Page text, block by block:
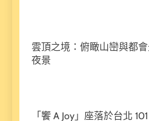
雲頂之境：俯瞰山巒與都
夜景
「饗 A Joy」座落於台北